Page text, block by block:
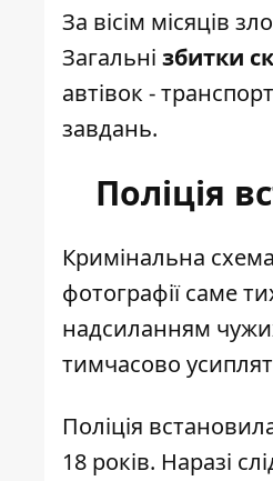
За вісім місяців
Загальні збитки
автівок -
завдань.
Поліція
Кримінальна
фотографії саме
надсиланням
тимчасово
Поліція
18 років. Наразі